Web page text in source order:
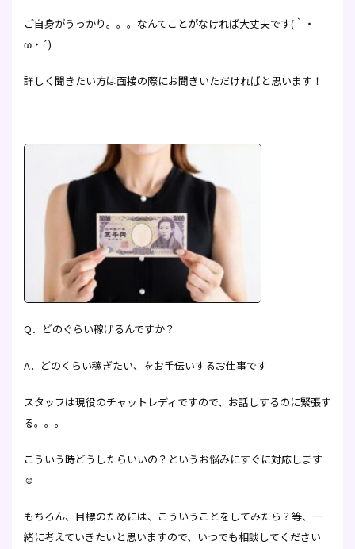
ご自身がうっかり。。。なんてことがなければ大丈夫です(｀・
ω・´)
詳しく聞きたい方は面接の際にお聞きいただければと思います！
Q．どのぐらい稼げるんですか？
A．どのくらい稼ぎたい、をお手伝いするお仕事です
スタッフは現役のチャットレディですので、お話しするのに緊張す
る。。。
こういう時どうしたらいいの？というお悩みにすぐに対応します
☺
もちろん、目標のためには、こういうことをしてみたら？等、一
緒に考えていきたいと思いますので、いつでも相談してください